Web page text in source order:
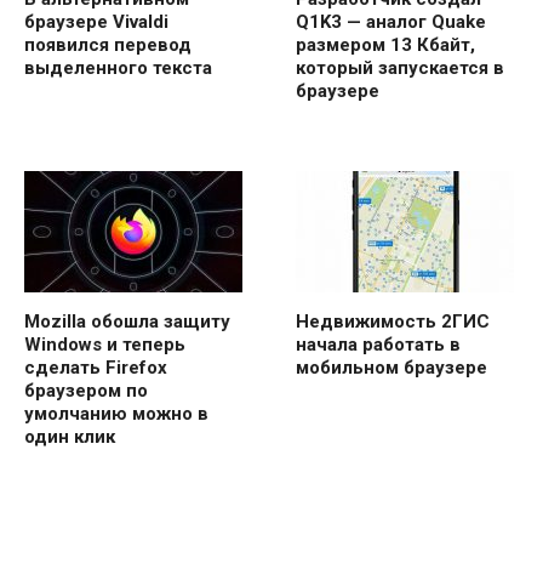
браузере Vivaldi
появился перевод
выделенного текста
Q1K3 — аналог Quake
размером 13 Кбайт,
который запускается в
браузере
Mozilla обошла защиту
Windows и теперь
сделать Firefox
браузером по
умолчанию можно в
один клик
Недвижимость 2ГИС
начала работать в
мобильном браузере